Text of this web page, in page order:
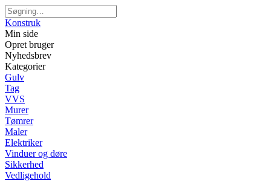
Konstruk
Min side
Opret bruger
Nyhedsbrev
Kategorier
Gulv
Tag
VVS
Murer
Tømrer
Maler
Elektriker
Vinduer og døre
Sikkerhed
Vedligehold